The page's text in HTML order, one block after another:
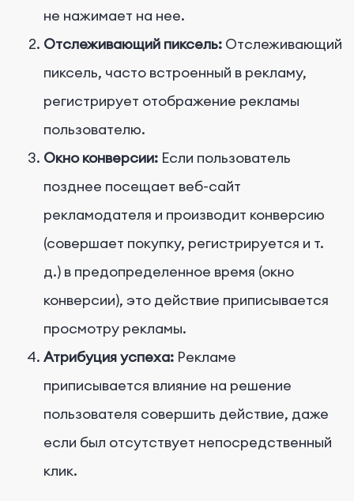
не нажимает на нее.
Отслеживающий пиксель: Отслеживающий
пиксель, часто встроенный в рекламу,
регистрирует отображение рекламы
пользователю.
Окно конверсии: Если пользователь
позднее посещает веб-сайт
рекламодателя и производит конверсию
(совершает покупку, регистрируется и т.
д.) в предопределенное время (окно
конверсии), это действие приписывается
просмотру рекламы.
Атрибуция успеха: Рекламе
приписывается влияние на решение
пользователя совершить действие, даже
если был отсутствует непосредственный
клик.